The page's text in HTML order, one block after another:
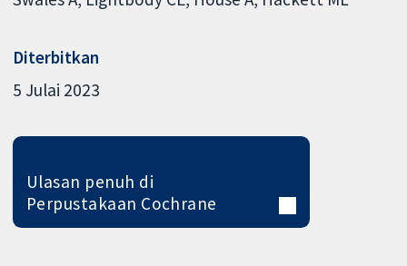
Diterbitkan
5 Julai 2023
Ulasan penuh di
Perpustakaan Cochrane